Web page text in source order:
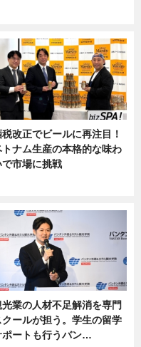
税改正でビールに再注目！
トナム生産の本格的な味わ
で市場に挑戦
光業の人材不足解消を専門
クールが担う。学生の留学
ポートも行うバン…